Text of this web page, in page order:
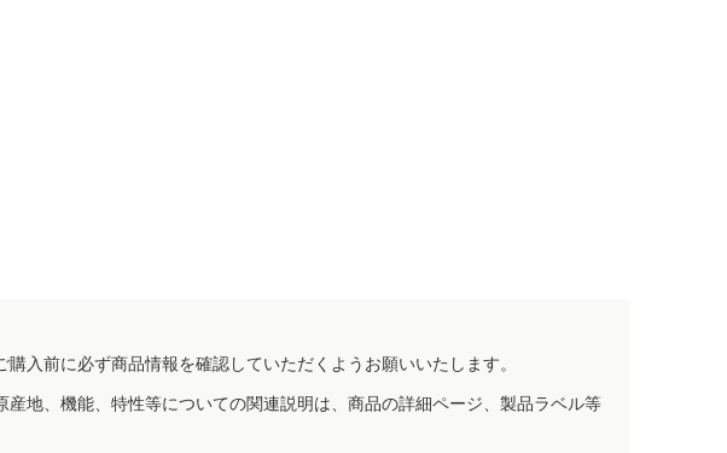
入前に必ず商品情報を確認していただくようお願いいたします。
地、機能、特性等についての関連説明は、商品の詳細ページ、製品ラベル等